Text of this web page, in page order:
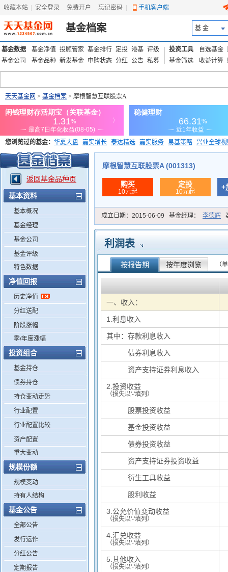
收藏本站 安全登录 免费开户 忘记密码 手机客户端
基金档案 基 金
基金数据 基金净值 投顾管家 基金排行 定投 港基 评级
基金公司
基金品种 新发基金 申购状态 分红 公告 私募
投资工具 自选基金
基金筛选
收益计算
天天基金网 > 基金档案 > 摩根智慧互联股票A
您浏览过的基金： 华夏大盘 嘉实增长 泰达精选 嘉实服务 易基策略 兴业全球
添富优势 华安宏利 上证180价值ETF
返回基金品种页
基本资料
基本概况
基金经理
基金公司
基金评级
特色数据
净值回报
历史净值
分红送配
阶段涨幅
季/年度涨幅
投资组合
基金持仓
债券持仓
持仓变动走势
行业配置
行业配置比较
资产配置
重大变动
规模份额
规模变动
持有人结构
基金公告
全部公告
发行运作
分红公告
定期报告
摩根智慧互联股票A (001313)
购买
10元起
定投
10元起
+
成立日期： 2015-06-09 基金经理： 李德辉
利润表
按报告期 按年度浏览 （
一、收入：
1.利息收入
其中：存款利息收入
债券利息收入
资产支持证券利息收入
2.投资收益
（损失以'-'填列）
股票投资收益
基金投资收益
债券投资收益
资产支持证券投资收益
衍生工具收益
股利收益
3.公允价值变动收益
（损失以'-'填列）
4.汇兑收益
（损失以'-'填列）
5.其他收入
（损失以'-'填列）